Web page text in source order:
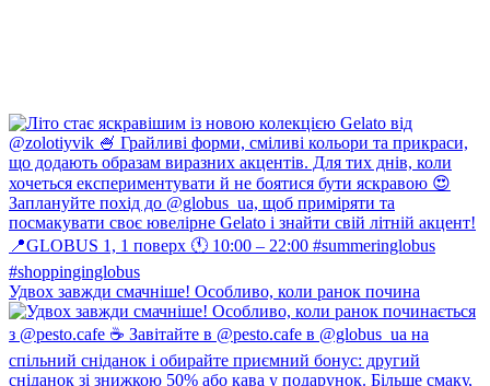
Удвох завжди смачніше! Особливо, коли ранок почина